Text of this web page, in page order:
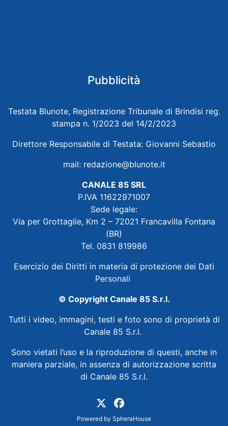
Pubblicità
Testata Blunote, Registrazione Tribunale di Brindisi reg.
stampa n. 1/2023 del 14/2/2023
Direttore Responsabile di Testata: Giovanni Sebastio
mail: redazione@blunote.it
CANALE 85 SRL
P.IVA 11622971007
Sede legale:
Via per Grottaglie, Km 2 – 72021 Francavilla Fontana
(BR)
Tel. 0831 819986
Esercizio dei Diritti in materia di protezione dei Dati
Personali
© Copyright Canale 85 S.r.l.
Tutti i video, immagini, testi e foto sono di proprietà di
Canale 85 S.r.l.
Sono vietati l’uso e la riproduzione di questi, anche in
maniera parziale, in assenza di autorizzazione scritta
di Canale 85 S.r.l.
Powered by SpheraHouse